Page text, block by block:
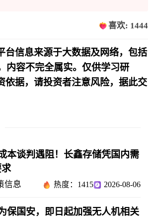
喜欢: 1444
台信息来源于大数据及网络，包括
内容不完全属实。仅供学习研
依据，请投资者注意风险，据此交
本谈判遇阻！长鑫存储凭国内需
信息 热度：1415 2026-08-06
保国安，即日起加强无人机相关